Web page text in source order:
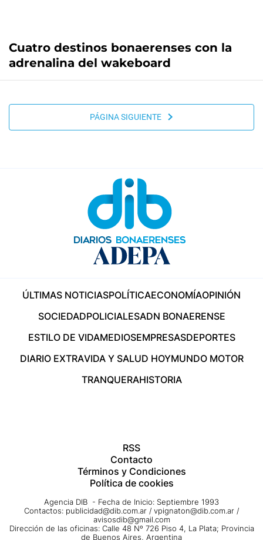
Cuatro destinos bonaerenses con la
adrenalina del wakeboard
PÁGINA SIGUIENTE
ÚLTIMAS NOTICIASPOLÍTICAECONOMÍAOPINIÓN
SOCIEDADPOLICIALESADN BONAERENSE
ESTILO DE VIDAMEDIOSEMPRESASDEPORTES
DIARIO EXTRAVIDA Y SALUD HOYMUNDO MOTOR
TRANQUERAHISTORIA
RSS
Contacto
Términos y Condiciones
Política de cookies
Agencia DIB - Fecha de Inicio: Septiembre 1993
Contactos: publicidad@dib.com.ar / vpignaton@dib.com.ar /
avisosdib@gmail.com
Dirección de las oficinas: Calle 48 Nº 726 Piso 4, La Plata; Provincia
de Buenos Aires, Argentina